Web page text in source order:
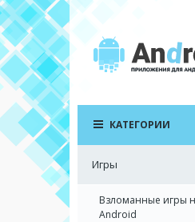
КАТЕГОРИИ
Игры
Взломанные игры
Android